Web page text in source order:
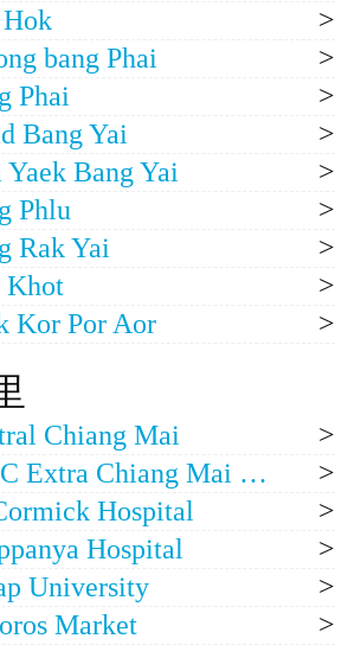
bang Phai
Phai
Bang Yai
Bang Yai
Phlu
Rak Yai
Khot
Kor Por Aor
Chiang Mai
出租公寓 Big C Extra Chiang Mai Children's Court
Hospital
Hospital
University
Market